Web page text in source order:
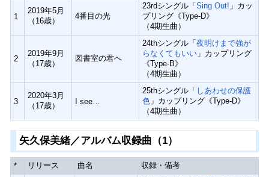
1
2019年5月
（16歳）
4番目の光
23rdシングル「 Sing Out! 」カッ
プリング《Type-D》
（4期生曲）
2
2019年9月
（17歳）
図書室の君へ
24thシングル「 夜明けまで強が
らなくてもいい」カップリング
《Type-B》
（4期生曲）
3
2020年3月
（17歳）
I see…
25thシングル「 しあわせの保護
色」カップリング《Type-D》
（4期生曲）
矢久保美緒／アルバム収録曲（1）
* リリース 曲名 収録・備考